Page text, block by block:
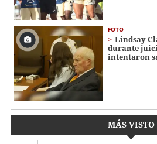
FOTO
Lindsay
durante
intentaron
MÁS VISTO